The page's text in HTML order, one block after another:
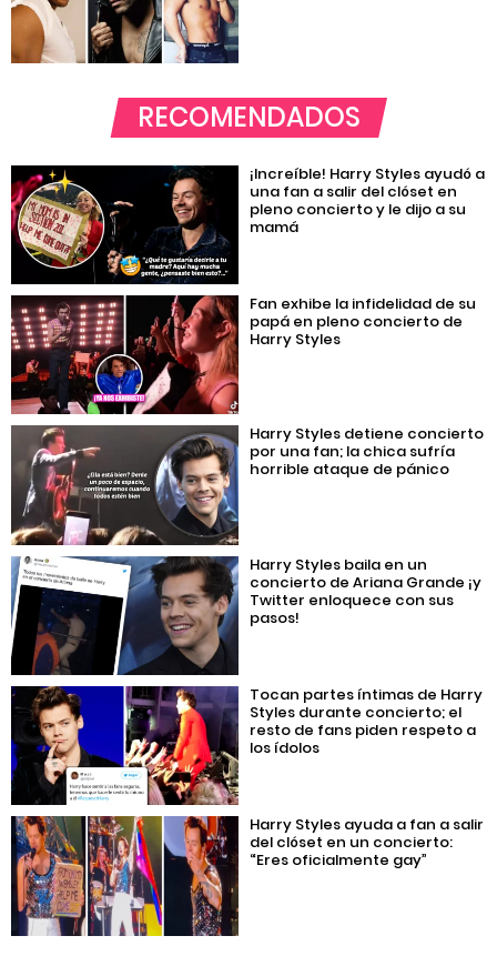
RECOMENDADOS
¡Increíble! Harry Styles ayudó a
una fan a salir del clóset en
pleno concierto y le dijo a su
mamá
Fan exhibe la infidelidad de su
papá en pleno concierto de
Harry Styles
Harry Styles detiene concierto
por una fan; la chica sufría
horrible ataque de pánico
Harry Styles baila en un
concierto de Ariana Grande ¡y
Twitter enloquece con sus
pasos!
Tocan partes íntimas de Harry
Styles durante concierto; el
resto de fans piden respeto a
los ídolos
Harry Styles ayuda a fan a salir
del clóset en un concierto:
“Eres oficialmente gay”